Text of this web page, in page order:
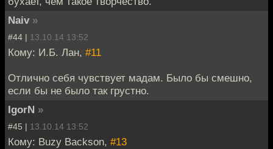
Naiv »
#44 | 13.10.14 13:52
Кому: И.Б. Лан, #11
Отлично себя чувствует мадам. Было бы смешно,
если бы не было так грустно.
IgorN »
#45 | 13.10.14 13:52
Кому: Buzy Backson, #13